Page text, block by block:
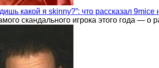
какой я skinny?”: что рассказал 9mice
скандального игрока этого года —